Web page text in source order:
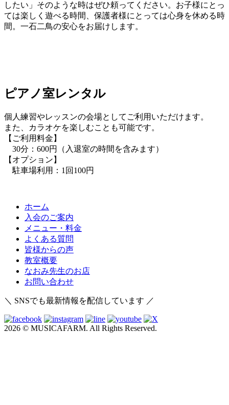
したい」そのような時はぜひ頼ってください。お子様にとっ
ては楽しく遊べる時間、保護者様にとっては心身を休める時
間。一石二鳥の安心をお届けします。
ピアノ室レンタル
個人練習やレッスンの会場としてご利用いただけます。
また、カラオケを楽しむことも可能です。
【ご利用料金】
30分：600円（入退室の時間を含みます）
【オプション】
駐車場利用：1回100円
ホーム
入会のご案内
メニュー・料金
よくある質問
皆様からの声
教室概要
なおみ先生のお店
お問い合わせ
＼ SNSでも最新情報を配信しています ／
2026 © MUSICAFARM. All Rights Reserved.